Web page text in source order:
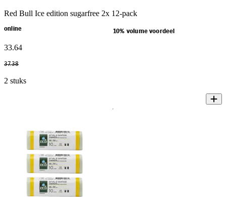
Red Bull Ice edition sugarfree 2x 12-pack
online 10% volume voordeel
33.64
37.38
2 stuks